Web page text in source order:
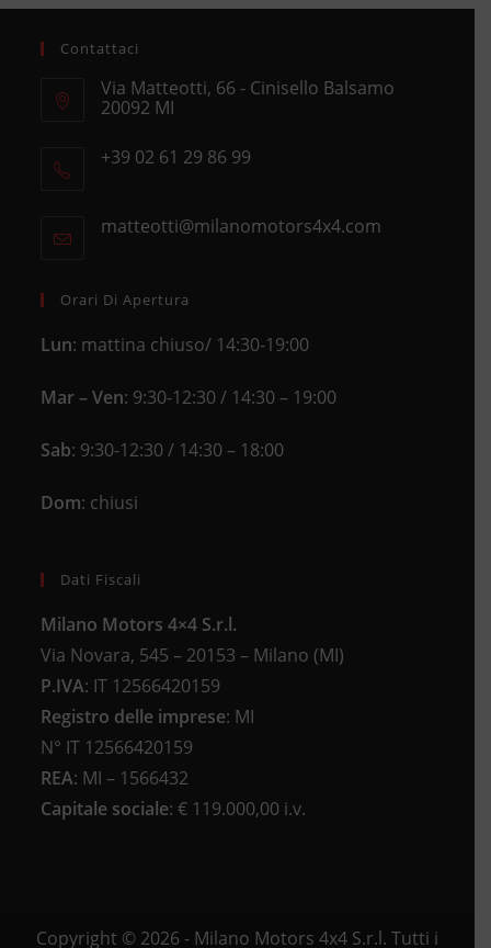
Contattaci
Via Matteotti, 66 - Cinisello Balsamo
20092 MI
in
+39 02 61 29 86 99
your
matteotti@milanomotors4x4.comOpens
Orari Di Apertura
Lun: mattina chiuso/ 14:30-19:00
Mar – Ven: 9:30-12:30 / 14:30 – 19:00
Sab: 9:30-12:30 / 14:30 – 18:00
Dom: chiusi
Dati Fiscali
Milano Motors 4×4 S.r.l.
Via Novara, 545 – 20153 – Milano (MI)
P.IVA: IT 12566420159
Registro delle imprese: MI
N° IT 12566420159
REA: MI – 1566432
Capitale sociale: € 119.000,00 i.v.
Copyright © 2026 - Milano Motors 4x4 S.r.l. Tutti i